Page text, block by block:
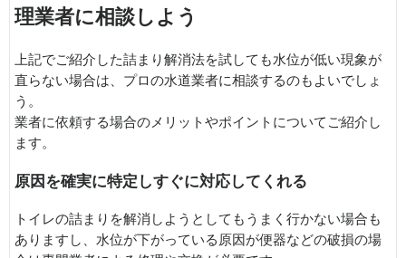
理業者に相談しよう
上記でご紹介した詰まり解消法を試しても水位が低い現象が
直らない場合は、プロの水道業者に相談するのもよいでしょ
う。
業者に依頼する場合のメリットやポイントについてご紹介し
ます。
原因を確実に特定しすぐに対応してくれる
トイレの詰まりを解消しようとしてもうまく行かない場合も
ありますし、水位が下がっている原因が便器などの破損の場